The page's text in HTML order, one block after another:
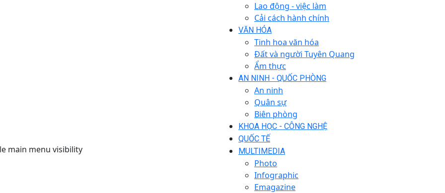
main menu visibility
Lao động - việc làm
Cải cách hành chính
VĂN HÓA
Tinh hoa văn hóa
Đất và người Tuyên Quang
Ẩm thực
AN NINH - QUỐC PHÒNG
An ninh
Quân sự
Biên phòng
KHOA HỌC - CÔNG NGHỆ
QUỐC TẾ
MULTIMEDIA
Photo
Infographic
Emagazine